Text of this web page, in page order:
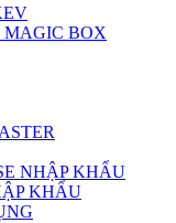
BOX
NHẬP KHẨU
KHẨU